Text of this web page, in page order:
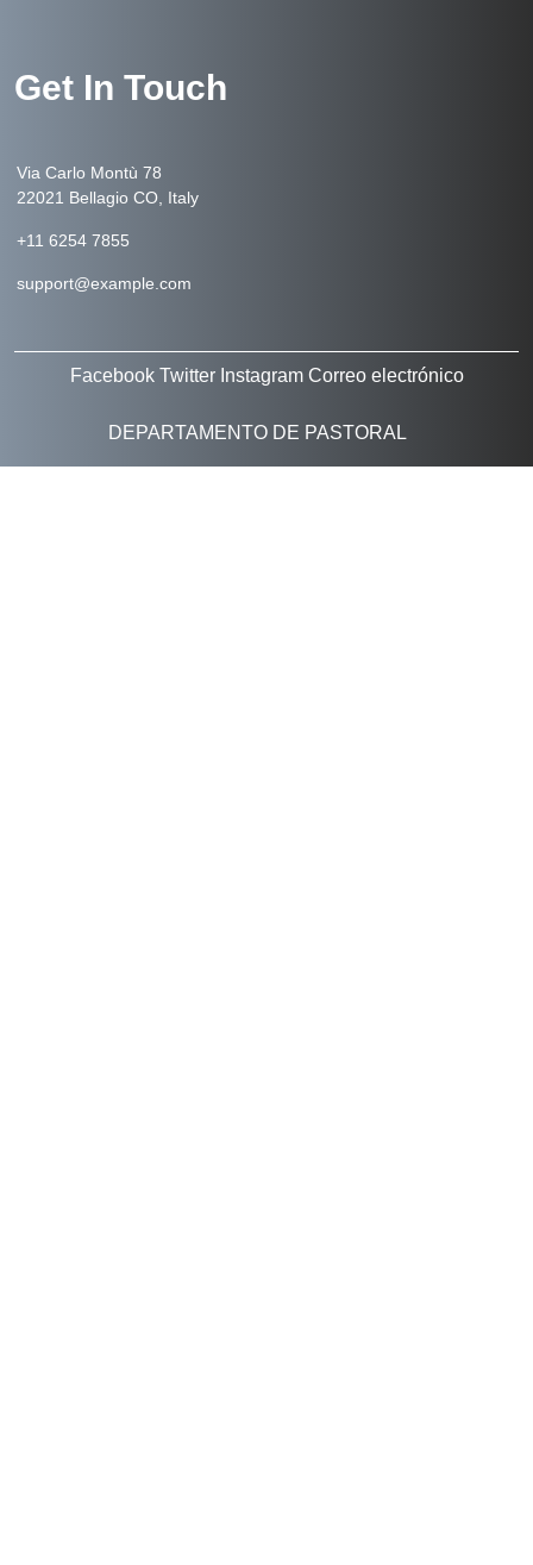
Get In Touch
Via Carlo Montù 78
22021 Bellagio CO, Italy
+11 6254 7855
support@example.com
Facebook Twitter Instagram Correo electrónico
DEPARTAMENTO DE PASTORAL